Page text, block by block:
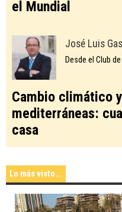
el Mundial
José Luis
Desde el Club
Cambio climático
mediterráneas:
casa
Lo más visto...